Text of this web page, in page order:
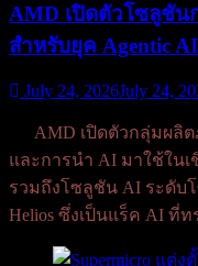
AMD เปิดตัวโซลูชัน
สำหรับยุค Agentic
July 24, 2026July 24,
AMD เปิดตัวกลุ่มผลิ
และการนำ AI มาใช้ในเ
รวมถึงโซลูชัน AI ระดับ
Helios ซึ่งเป็นแร็ค AI ที่